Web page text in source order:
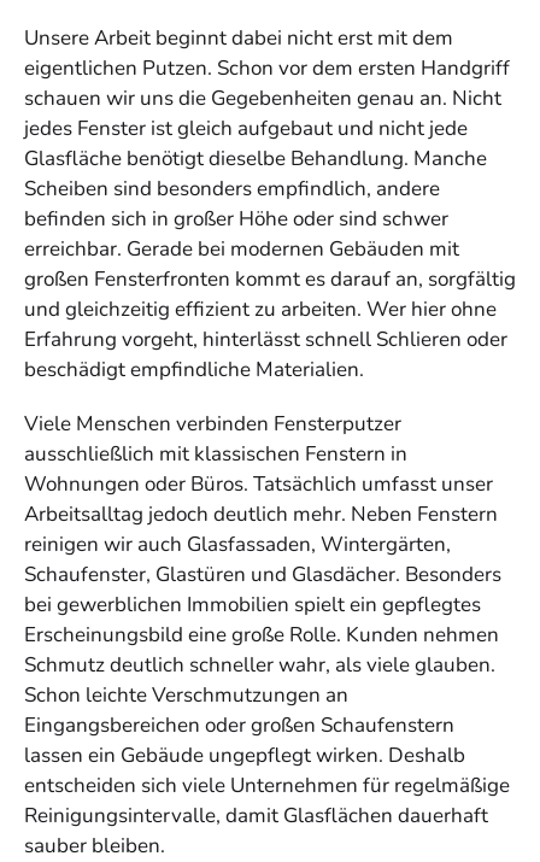
Unsere Arbeit beginnt dabei nicht erst mit dem
eigentlichen Putzen. Schon vor dem ersten Handgriff
schauen wir uns die Gegebenheiten genau an. Nicht
jedes Fenster ist gleich aufgebaut und nicht jede
Glasfläche benötigt dieselbe Behandlung. Manche
Scheiben sind besonders empfindlich, andere
befinden sich in großer Höhe oder sind schwer
erreichbar. Gerade bei modernen Gebäuden mit
großen Fensterfronten kommt es darauf an, sorgfältig
und gleichzeitig effizient zu arbeiten. Wer hier ohne
Erfahrung vorgeht, hinterlässt schnell Schlieren oder
beschädigt empfindliche Materialien.
Viele Menschen verbinden Fensterputzer
ausschließlich mit klassischen Fenstern in
Wohnungen oder Büros. Tatsächlich umfasst unser
Arbeitsalltag jedoch deutlich mehr. Neben Fenstern
reinigen wir auch Glasfassaden, Wintergärten,
Schaufenster, Glastüren und Glasdächer. Besonders
bei gewerblichen Immobilien spielt ein gepflegtes
Erscheinungsbild eine große Rolle. Kunden nehmen
Schmutz deutlich schneller wahr, als viele glauben.
Schon leichte Verschmutzungen an
Eingangsbereichen oder großen Schaufenstern
lassen ein Gebäude ungepflegt wirken. Deshalb
entscheiden sich viele Unternehmen für regelmäßige
Reinigungsintervalle, damit Glasflächen dauerhaft
sauber bleiben.